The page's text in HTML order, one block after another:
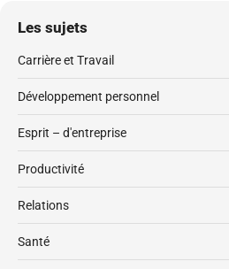
Les sujets
Carrière et Travail
Développement personnel
Esprit – d'entreprise
Productivité
Relations
Santé